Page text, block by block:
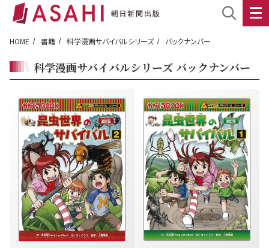
HOME 書籍 科学漫画サバイバルシリーズ バックナンバー
科学漫画サバイバルシリーズ バックナンバー